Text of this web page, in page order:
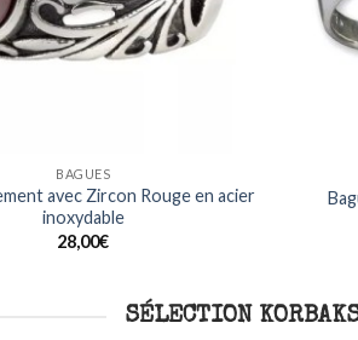
BAGUES
avec Zircon Rouge en acier
inoxydable
28,00€
SÉLECTION